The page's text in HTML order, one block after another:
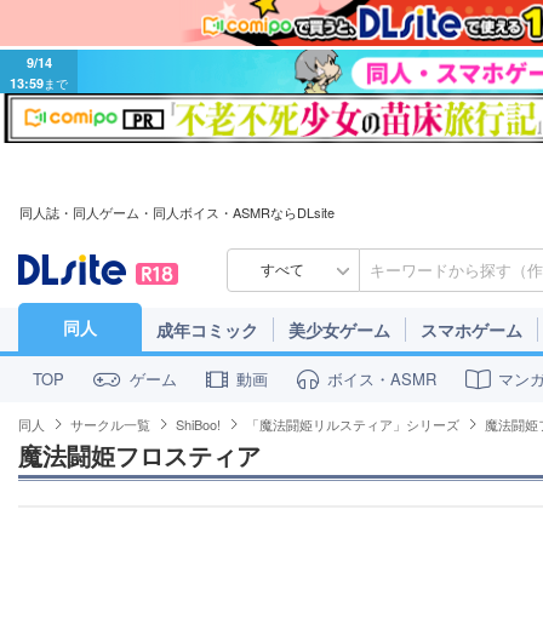
9/14
13:59まで
同人誌・同人ゲーム・同人ボイス・ASMRならDLsite
すべて
同人 成年コミック 美少女ゲーム スマホゲーム
TOP ゲーム 動画 ボイス・ASMR マン
同人 サークル一覧 ShiBoo! 「魔法闘姫リルスティア」シリーズ 魔法闘姫
魔法闘姫フロスティア